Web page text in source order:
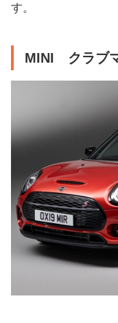
す。
MINI クラブ